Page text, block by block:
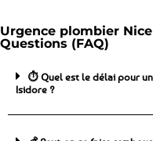
Urgence plombier
Questions (FAQ)
⏱️ Quel est le délai pour
Isidore ?